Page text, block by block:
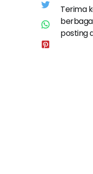
Terima
posting